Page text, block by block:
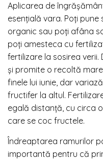
Aplicarea de
esențială vara. Poți
organic sau poți afâna
poți amesteca cu
fertilizare la sosirea
și promite o recoltă
finele lui iunie, dar
fructifer la altul.
egală distanță, cu circa
care se coc fructele.
Îndreaptarea ramurilor
importantă pentru că